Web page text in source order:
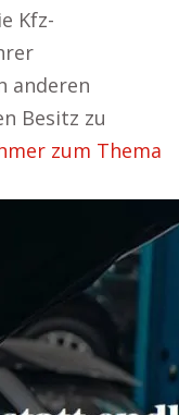
Kfz-
anderen
Besitz zu
zum Thema